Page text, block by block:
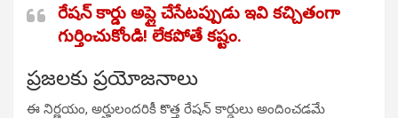
రేషన్ కార్డు అప్లై చేసేటప్పుడు ఇవి కచ్చితంగా
గుర్తించుకోండి! లేకపోతే కష్టం.
ప్రజలకు ప్రయోజనాలు
ఈ నిర్ణయం, అర్హులందరికీ కొత్త రేషన్ కార్డులు అందించడమే